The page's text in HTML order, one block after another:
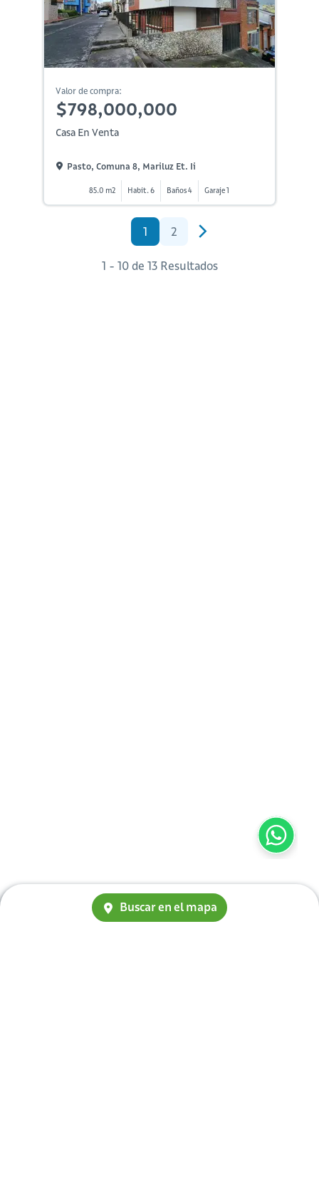
Valor de compra:
$798,000,000
Casa En Venta
Pasto, Comuna 8, Mariluz Et. Ii
85.0 m2 Habit. 6 Baños 4 Garaje 1
1 2
1 - 10 de 13 Resultados
Buscar en el mapa